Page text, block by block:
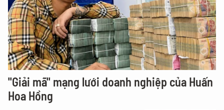
"Giải mã" mạng lưới doanh nghiệp của Huấn
Hoa Hồng